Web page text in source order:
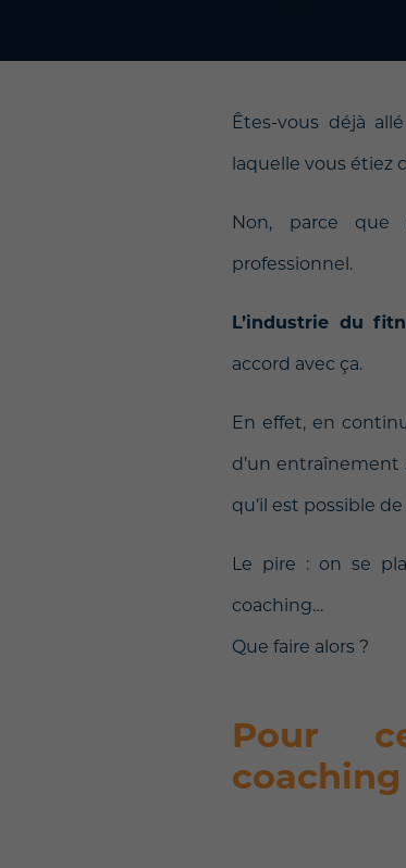
Êtes-vous déjà
laquelle vous étiez
Non, parce que
professionnel.
L’industrie du
accord avec ça.
En effet, en
d’un entraînement
qu’il est possible
Le pire : on se
coaching…
Que faire alors ?
Pour
coaching